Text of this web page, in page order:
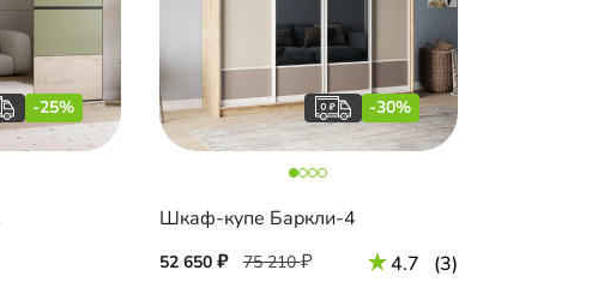
-25% -30%
Шкаф-купе Баркли-4
52 650 75 210 4.7 (3)